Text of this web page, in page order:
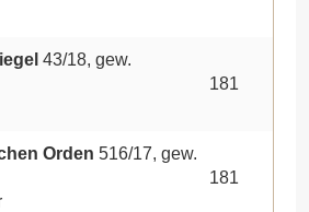
43/18, gew.
181
Orden 516/17, gew.
181